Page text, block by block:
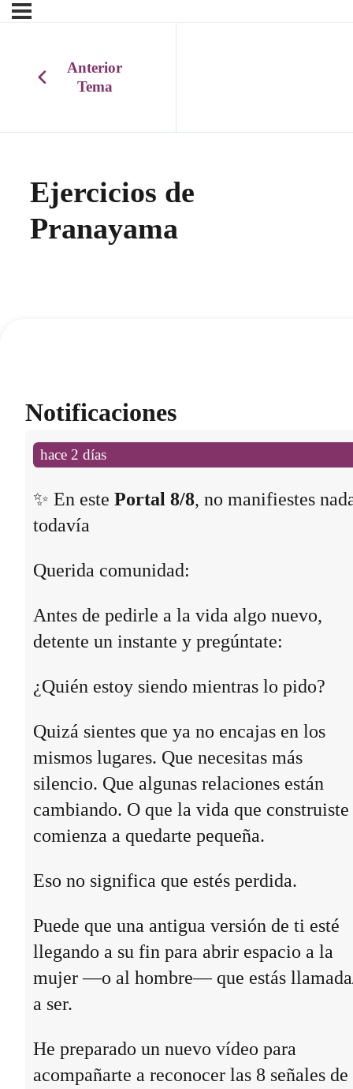
Anterior
Tema
Ejercicios de
Pranayama
Notificaciones
hace 2 días
✨ En este Portal 8/8, no manifiestes
todavía
Querida comunidad:
Antes de pedirle a la vida algo nuevo,
detente un instante y pregúntate:
¿Quién estoy siendo mientras lo pido?
Quizá sientes que ya no encajas en los
mismos lugares. Que necesitas más
silencio. Que algunas relaciones están
cambiando. O que la vida que construiste
comienza a quedarte pequeña.
Eso no significa que estés perdida.
Puede que una antigua versión de ti esté
llegando a su fin para abrir espacio a la
mujer —o al hombre— que estás
a ser.
He preparado un nuevo vídeo para
acompañarte a reconocer las 8 señales de